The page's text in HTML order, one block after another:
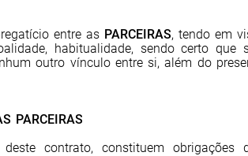
entre as PARCEIRAS, tendo em
habitualidade, sendo certo que
outro vínculo entre si, além do
PARCEIRAS
contrato, constituem obrigações